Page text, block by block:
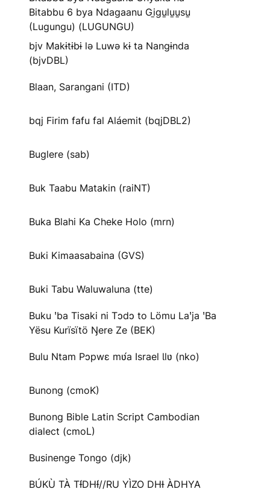
Bitabbu 6 bya Ndagaanu Gi̱gu̱lu̱u̱su̱
(Lugungu) (LUGUNGU)
bjv Makɨtɨbɨ lə Luwə kɨ ta Nangɨnda
(bjvDBL)
Blaan, Sarangani (ITD)
bqj Firim fafu fal Aláemit (bqjDBL2)
Buglere (sab)
Buk Taabu Matakin (raiNT)
Buka Blahi Ka Cheke Holo (mrn)
Buki Kimaasabaina (GVS)
Buki Tabu Waluwaluna (tte)
Buku ꞌba Tisaki ni Tɔdɔ to Lömu Laꞌja ꞌBa
Yësu Kurïsïtö Ŋere Ze (BEK)
Bulu Ntam Pɔpwɛ mʋ́a Israel Ɩlʋ (nko)
Bunong (cmoK)
Bunong Bible Latin Script Cambodian
dialect (cmoL)
Businenge Tongo (djk)
BÚKÙ TÀ TƗ́DHƗ́//RU YÌZO DHƗ ÀDHYA